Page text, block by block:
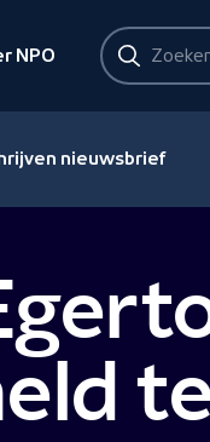
NPO
Zoeken
Zoeken
nieuwsbrief